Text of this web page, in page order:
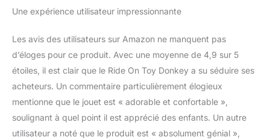
conscience spatiale. Les
tissus texturés luxueux
oreilles offrent une
stimulation auditive et
tactile pour les jeunes
enfants. Sûr et robuste :
dispose d'un cadre en
bois massif robuste,
pour garantir longévité et
Une expérience utilisateur impressionnante
Les avis des utilisateurs sur Amazon ne manquent pas
d’éloges pour ce produit. Avec une moyenne de 4,9 sur 5
étoiles, il est clair que le Ride On Toy Donkey a su séduire ses
acheteurs. Un commentaire particulièrement élogieux
mentionne que le jouet est « adorable et confortable »,
soulignant à quel point il est apprécié des enfants. Un autre
utilisateur a noté que le produit est « absolument génial »,